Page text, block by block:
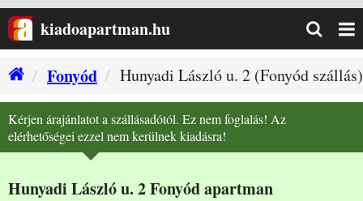
kiadoapartman.hu
Fonyód
Hunyadi László u. 2 (Fonyód szállás)
Kérjen árajánlatot a szállásadótól. Ez nem foglalás! Az
elérhetőségei ezzel nem kerülnek kiadásra!
Hunyadi László u. 2 Fonyód apartman